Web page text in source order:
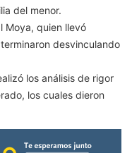
del menor.
Moya, quien llevó
desvinculando
los análisis de rigor
los cuales dieron